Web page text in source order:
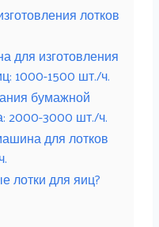
лотков
для изготовления
1000-1500 шт./ч.
бумажной
2000-3000 шт./ч.
для лотков
лотки для яиц?